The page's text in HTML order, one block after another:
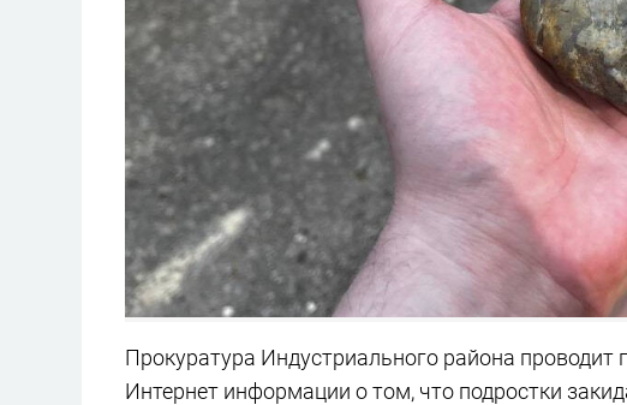
Прокуратура Индустриального района
Интернет информации о том, что подростки